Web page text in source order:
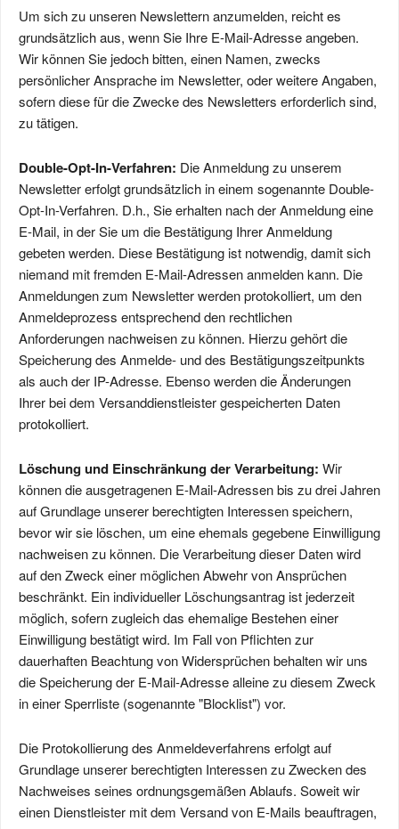
Um sich zu unseren Newslettern anzumelden, reicht es
grundsätzlich aus, wenn Sie Ihre E-Mail-Adresse angeben.
Wir können Sie jedoch bitten, einen Namen, zwecks
persönlicher Ansprache im Newsletter, oder weitere Angaben,
sofern diese für die Zwecke des Newsletters erforderlich sind,
zu tätigen.
Double-Opt-In-Verfahren: Die Anmeldung zu unserem
Newsletter erfolgt grundsätzlich in einem sogenannte Double-
Opt-In-Verfahren. D.h., Sie erhalten nach der Anmeldung eine
E-Mail, in der Sie um die Bestätigung Ihrer Anmeldung
gebeten werden. Diese Bestätigung ist notwendig, damit sich
niemand mit fremden E-Mail-Adressen anmelden kann. Die
Anmeldungen zum Newsletter werden protokolliert, um den
Anmeldeprozess entsprechend den rechtlichen
Anforderungen nachweisen zu können. Hierzu gehört die
Speicherung des Anmelde- und des Bestätigungszeitpunkts
als auch der IP-Adresse. Ebenso werden die Änderungen
Ihrer bei dem Versanddienstleister gespeicherten Daten
protokolliert.
Löschung und Einschränkung der Verarbeitung: Wir
können die ausgetragenen E-Mail-Adressen bis zu drei Jahren
auf Grundlage unserer berechtigten Interessen speichern,
bevor wir sie löschen, um eine ehemals gegebene Einwilligung
nachweisen zu können. Die Verarbeitung dieser Daten wird
auf den Zweck einer möglichen Abwehr von Ansprüchen
beschränkt. Ein individueller Löschungsantrag ist jederzeit
möglich, sofern zugleich das ehemalige Bestehen einer
Einwilligung bestätigt wird. Im Fall von Pflichten zur
dauerhaften Beachtung von Widersprüchen behalten wir uns
die Speicherung der E-Mail-Adresse alleine zu diesem Zweck
in einer Sperrliste (sogenannte "Blocklist") vor.
Die Protokollierung des Anmeldeverfahrens erfolgt auf
Grundlage unserer berechtigten Interessen zu Zwecken des
Nachweises seines ordnungsgemäßen Ablaufs. Soweit wir
einen Dienstleister mit dem Versand von E-Mails beauftragen,